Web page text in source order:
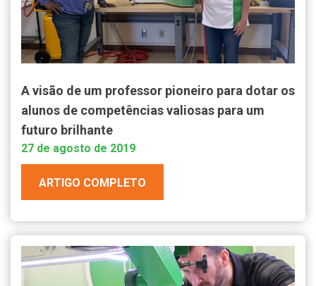
A visão de um professor pioneiro para dotar os
alunos de competências valiosas para um
futuro brilhante
27 de agosto de 2019
ARTIGO COMPLETO